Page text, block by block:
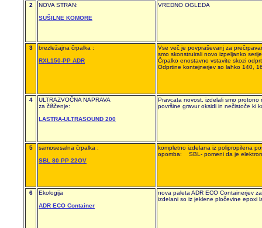
2
NOVA STRAN:
SUŠILNE KOMORE
VREDNO OGLEDA
3
brezležajna črpalka :
RXL150-PP ADR
Vse več je povpraševanj za
smo skonstruirali novo izpeljanko
Črpalko enostavno vstavite skozi
Odprtine kontejnerjev so lahko
4
ULTRAZVOČNA NAPRAVA
za čiščenje:
LASTRA-ULTRASOUND 200
Pravcata novost. izdelali smo
površine gravur oksidi in nečistoče ki
5
samosesalna črpalka :
SBL 80 PP 22OV
kompletno izdelana iz polipropilena
opomba: SBL- pomeni da je
6
Ekologija
ADR ECO Container
nova paleta ADR ECO Containerjev
izdelani so iz jeklene pločevine epoxi